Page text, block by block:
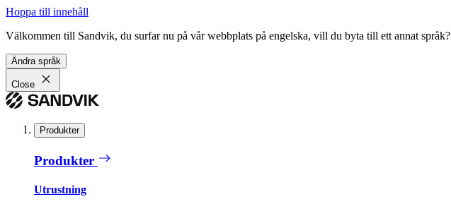
Hoppa till innehåll
Välkommen till Sandvik, du surfar nu på vår webbplats på engelska, vill du byta till ett annat språk?
Ändra språk
Close
Produkter
Produkter
Utrustning